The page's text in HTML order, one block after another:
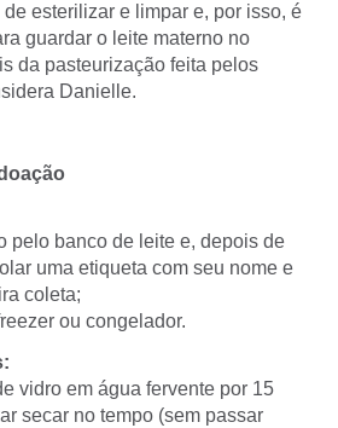
esterilizar e limpar e, por isso, é
guardar o leite materno no
da pasteurização feita pelos
Danielle.
pelo banco de leite e, depois de
uma etiqueta com seu nome e
coleta;
ou congelador.
vidro em água fervente por 15
secar no tempo (sem passar